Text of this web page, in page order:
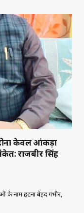
केवल आंकड़ा
राजबीर सिंह
के नाम हटना बेहद गंभीर,